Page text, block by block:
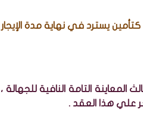
كتأمين يسترد في نهاية مدة الإيجار
المعاينة التامة النافية للجهالة ،
علي هذا العقد .